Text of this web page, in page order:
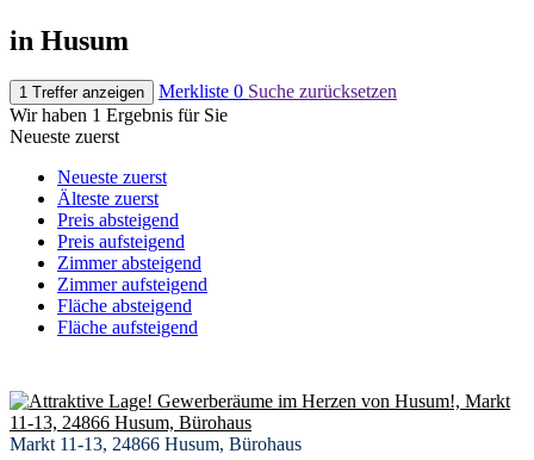
in Husum
1 Treffer anzeigen Merkliste 0 Suche zurücksetzen
Wir haben 1 Ergebnis für Sie
Neueste zuerst
Neueste zuerst
Älteste zuerst
Preis absteigend
Preis aufsteigend
Zimmer absteigend
Zimmer aufsteigend
Fläche absteigend
Fläche aufsteigend
Markt 11-13, 24866 Husum, Bürohaus